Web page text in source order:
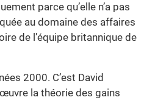
parce qu’elle n’a pas
au domaine des affaires
de l’équipe britannique de
2000. C’est David
la théorie des gains